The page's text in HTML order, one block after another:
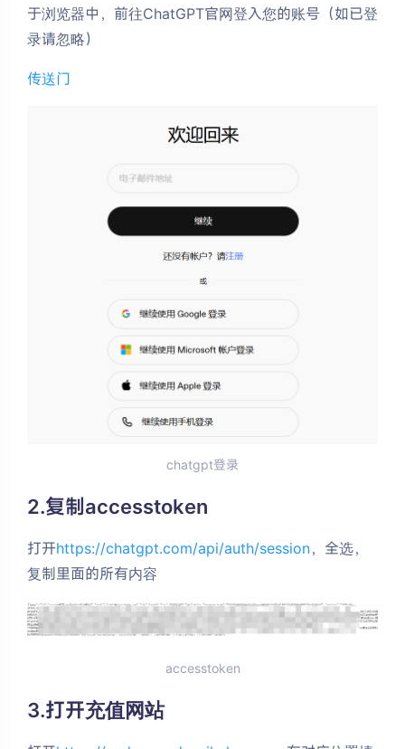
自
助
便
捷
通
员
于浏览器中，前往ChatGPT官网登入您的账号（如已登
录请忽略）
传送门
chatgpt登录
2.复制accesstoken
打开https://chatgpt.com/api/auth/session，全选，
复制里面的所有内容
accesstoken
3.打开充值网站